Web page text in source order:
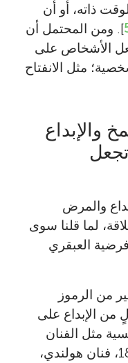
ذاته، أو أن
]. ومن المحتمل أن
الأشخاص على
مثل الانفتاح
والإبداع
تجعل
والمرض
لما قلنا سوى
العبقري
من الرموز
من الإبداع على
مثل الفنان
فينيست فان جوخ، (1853 - 1890، فنان هولندي،